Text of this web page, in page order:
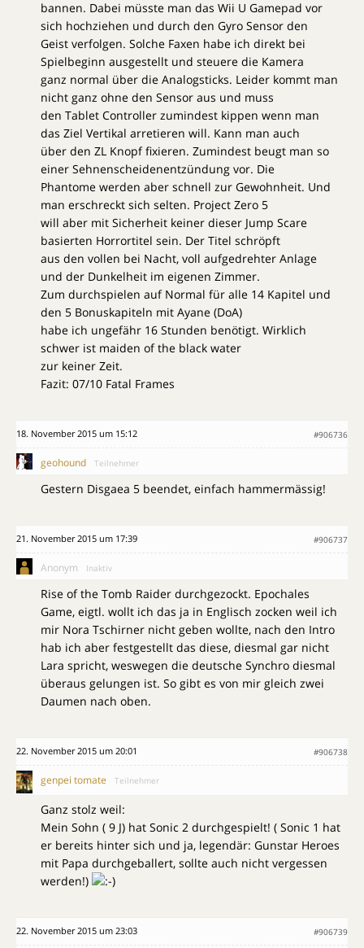
bannen. Dabei müsste man das Wii U Gamepad vor
sich hochziehen und durch den Gyro Sensor den
Geist verfolgen. Solche Faxen habe ich direkt bei
Spielbeginn ausgestellt und steuere die Kamera
ganz normal über die Analogsticks. Leider kommt man
nicht ganz ohne den Sensor aus und muss
den Tablet Controller zumindest kippen wenn man
das Ziel Vertikal arretieren will. Kann man auch
über den ZL Knopf fixieren. Zumindest beugt man so
einer Sehnenscheidenentzündung vor. Die
Phantome werden aber schnell zur Gewohnheit. Und
man erschreckt sich selten. Project Zero 5
will aber mit Sicherheit keiner dieser Jump Scare
basierten Horrortitel sein. Der Titel schröpft
aus den vollen bei Nacht, voll aufgedrehter Anlage
und der Dunkelheit im eigenen Zimmer.
Zum durchspielen auf Normal für alle 14 Kapitel und
den 5 Bonuskapiteln mit Ayane (DoA)
habe ich ungefähr 16 Stunden benötigt. Wirklich
schwer ist maiden of the black water
zur keiner Zeit.
Fazit: 07/10 Fatal Frames
18. November 2015 um 15:12 #906736
geohound Teilnehmer
Gestern Disgaea 5 beendet, einfach hammermässig!
21. November 2015 um 17:39 #906737
Anonym Inaktiv
Rise of the Tomb Raider durchgezockt. Epochales
Game, eigtl. wollt ich das ja in Englisch zocken weil ich
mir Nora Tschirner nicht geben wollte, nach den Intro
hab ich aber festgestellt das diese, diesmal gar nicht
Lara spricht, weswegen die deutsche Synchro diesmal
überaus gelungen ist. So gibt es von mir gleich zwei
Daumen nach oben.
22. November 2015 um 20:01 #906738
genpei tomate Teilnehmer
Ganz stolz weil:
Mein Sohn ( 9 J) hat Sonic 2 durchgespielt! ( Sonic 1 hat
er bereits hinter sich und ja, legendär: Gunstar Heroes
mit Papa durchgeballert, sollte auch nicht vergessen
werden!)
22. November 2015 um 23:03 #906739